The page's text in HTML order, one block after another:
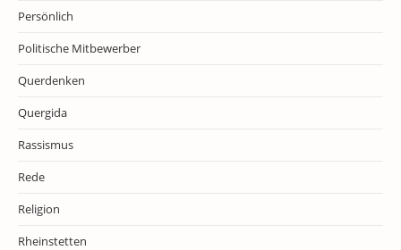
Persönlich
Politische Mitbewerber
Querdenken
Quergida
Rassismus
Rede
Religion
Rheinstetten